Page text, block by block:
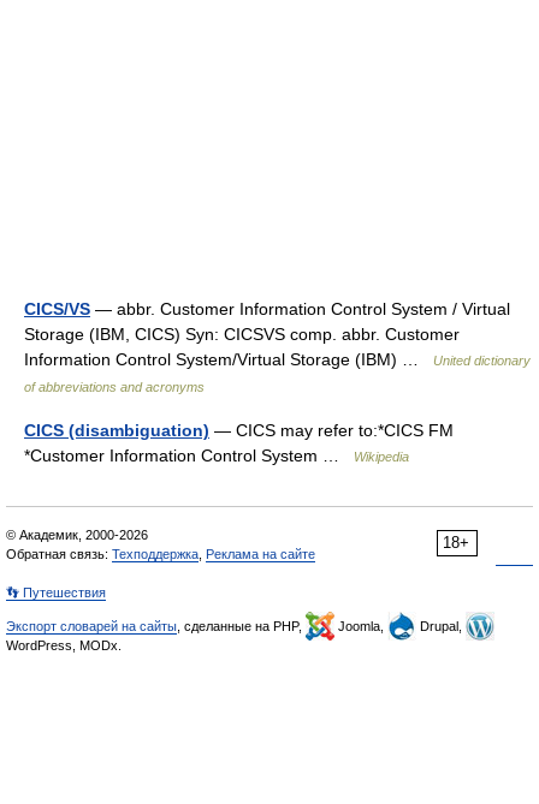
CICS/VS — abbr. Customer Information Control System / Virtual
Storage (IBM, CICS) Syn: CICSVS comp. abbr. Customer
Information Control System/Virtual Storage (IBM) …
United dictionary
of abbreviations and acronyms
CICS (disambiguation) — CICS may refer to:*CICS FM
*Customer Information Control System …
Wikipedia
18+
© Академик, 2000-2026
Обратная связь: Техподдержка Реклама на сайте
👣 Путешествия
Экспорт словарей на сайты , сделанные на PHP, Joomla,
Drupal,
WordPress, MODx.